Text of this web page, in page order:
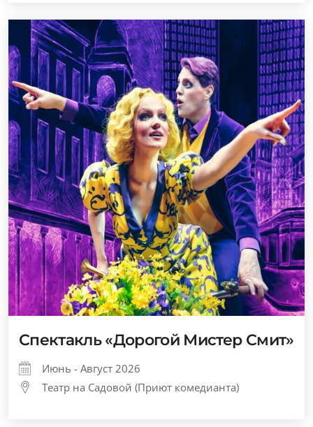
Спектакль «Дорогой Мистер Смит»
Июнь - Август 2026
Театр на Садовой (Приют комедианта)